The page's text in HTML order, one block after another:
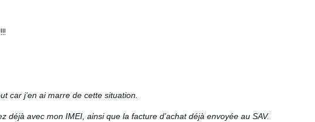
car j’en ai marre de cette situation.
déjà avec mon IMEI, ainsi que la facture d’achat déjà envoyée au SAV.